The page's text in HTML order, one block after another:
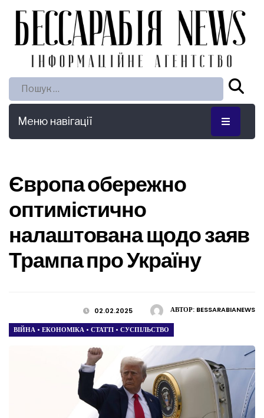
Пошук:
Меню навігації
Європа обережно
оптимістично
налаштована щодо заяв
Трампа про Україну
АВТОР: BESSARABIANEWS
02.02.2025
ВІЙНА • ЕКОНОМІКА • СТАТТІ • СУСПІЛЬСТВО